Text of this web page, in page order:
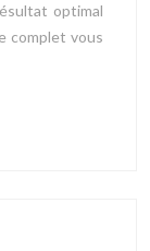
optimal
complet vous